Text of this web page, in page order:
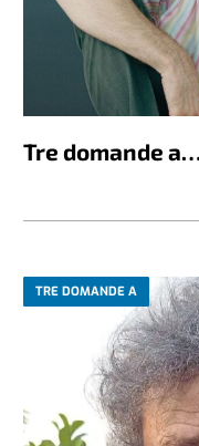
Tre domande
TRE DOMANDE A